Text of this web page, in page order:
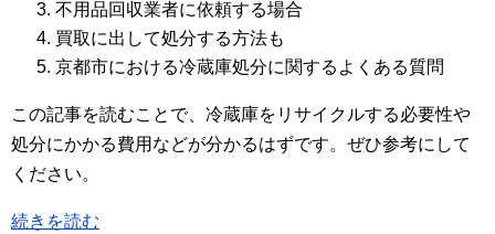
不用品回収業者に依頼する場合
買取に出して処分する方法も
京都市における冷蔵庫処分に関するよくある質問
この記事を読むことで、冷蔵庫をリサイクルする必要性や
処分にかかる費用などが分かるはずです。ぜひ参考にして
ください。
続きを読む